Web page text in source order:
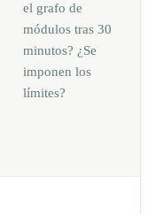
el grafo de
módulos tras 30
minutos? ¿Se
imponen los
límites?